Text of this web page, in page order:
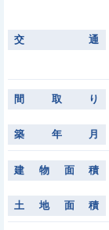
交 通
間 取 り
築 年 月
建 物 面 積
土 地 面 積